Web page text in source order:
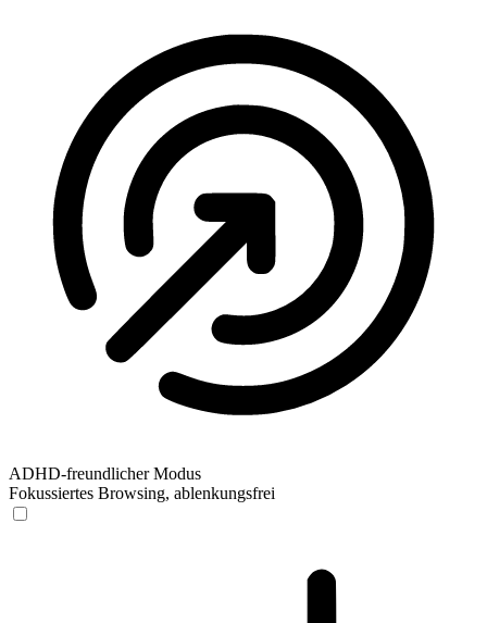
ADHD-freundlicher Modus
Fokussiertes Browsing, ablenkungsfrei